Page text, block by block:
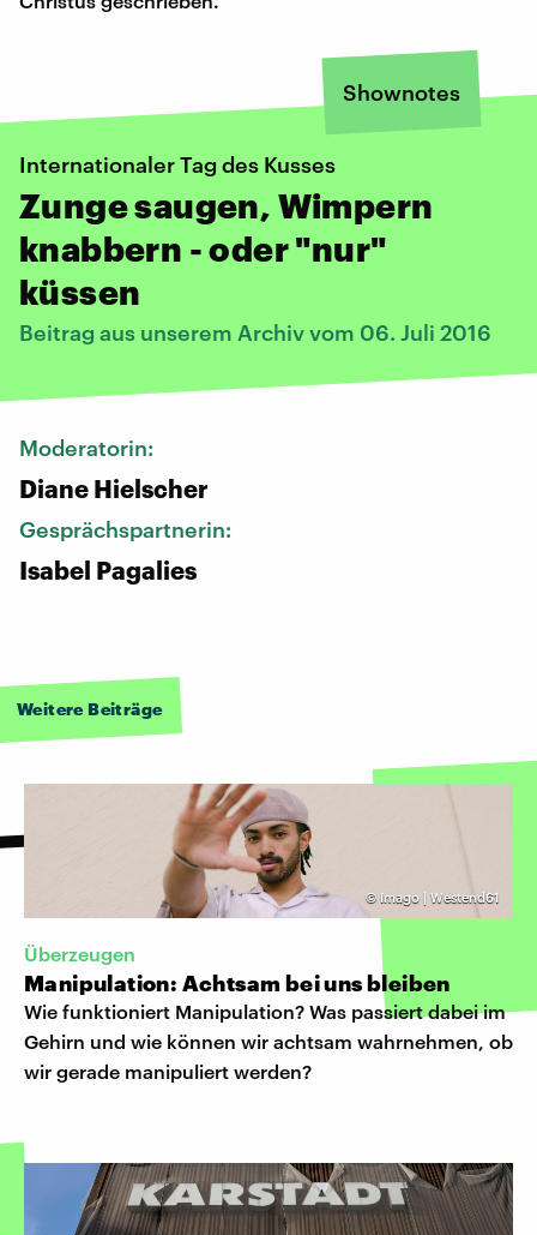
Shownotes
Internationaler Tag des Kusses
Zunge saugen, Wimpern
knabbern - oder "nur"
küssen
Beitrag aus unserem Archiv vom 06. Juli 2016
Moderatorin:
Diane Hielscher
Gesprächspartnerin:
Isabel Pagalies
Weitere Beiträge
© Imago | Westend61
Überzeugen
Manipulation: Achtsam bei uns bleiben
Wie funktioniert Manipulation? Was passiert dabei im
Gehirn und wie können wir achtsam wahrnehmen, ob
wir gerade manipuliert werden?